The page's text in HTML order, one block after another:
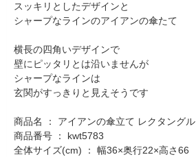
スッキリとしたデザインと
シャープなラインのアイアンの傘たて
横長の四角いデザインで
壁にピッタリとは沿いませんが
シャープなラインは
玄関がすっきりと見えそうです
商品名 ： アイアンの傘立て レクタングル
商品番号 ： kwt5783
全体サイズ(cm) ： 幅36×奥行22×高さ66